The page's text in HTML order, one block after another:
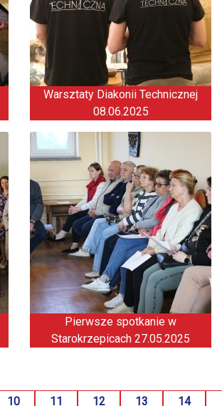
Warsztaty Diakonii Technicznej
08.06.2025
Pierwsze spotkanie w
Starokrzepicach 27.05.2025
10 11 12 13 14